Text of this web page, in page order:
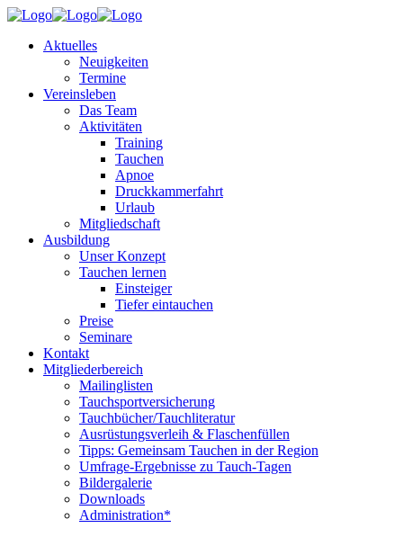
Aktuelles
Neuigkeiten
Termine
Vereinsleben
Das Team
Aktivitäten
Training
Tauchen
Apnoe
Druckkammerfahrt
Urlaub
Mitgliedschaft
Ausbildung
Unser Konzept
Tauchen lernen
Einsteiger
Tiefer eintauchen
Preise
Seminare
Kontakt
Mitgliederbereich
Mailinglisten
Tauchsportversicherung
Tauchbücher/Tauchliteratur
Ausrüstungsverleih & Flaschenfüllen
Tipps: Gemeinsam Tauchen in der Region
Umfrage-Ergebnisse zu Tauch-Tagen
Bildergalerie
Downloads
Administration*